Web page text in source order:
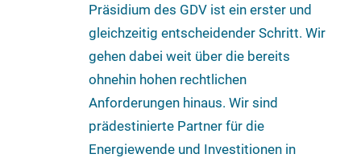
Präsidium des GDV ist ein erster und
gleichzeitig entscheidender Schritt. Wir
gehen dabei weit über die bereits
ohnehin hohen rechtlichen
Anforderungen hinaus. Wir sind
prädestinierte Partner für die
Energiewende und Investitionen in